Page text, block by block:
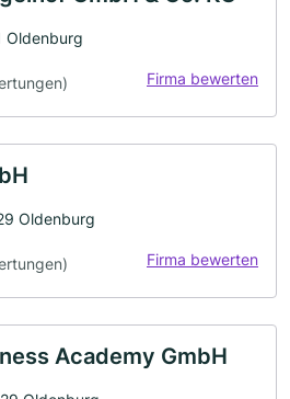
Oldenburg
Firma bewerten
Oldenburg
Firma bewerten
Academy GmbH